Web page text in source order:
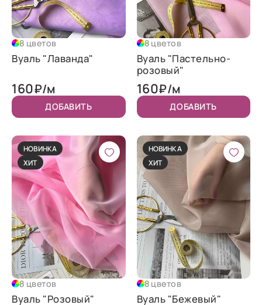
8 цветов
Вуаль "Лаванда"
160₽/м
ДОБАВИТЬ
8 цветов
Вуаль "Пастельно-
розовый"
160₽/м
ДОБАВИТЬ
НОВИНКА
ХИТ
8 цветов
Вуаль "Розовый"
НОВИНКА
ХИТ
8 цветов
Вуаль "Бежевый"